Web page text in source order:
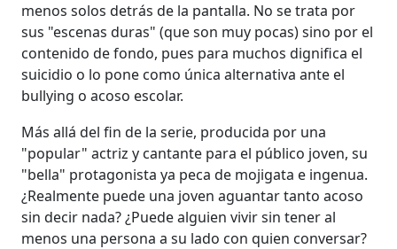
menos solos detrás de la pantalla. No se trata por
sus "escenas duras" (que son muy pocas) sino por el
contenido de fondo, pues para muchos dignifica el
suicidio o lo pone como única alternativa ante el
bullying o acoso escolar.
Más allá del fin de la serie, producida por una
"popular" actriz y cantante para el público joven, su
"bella" protagonista ya peca de mojigata e ingenua.
¿Realmente puede una joven aguantar tanto acoso
sin decir nada? ¿Puede alguien vivir sin tener al
menos una persona a su lado con quien conversar?